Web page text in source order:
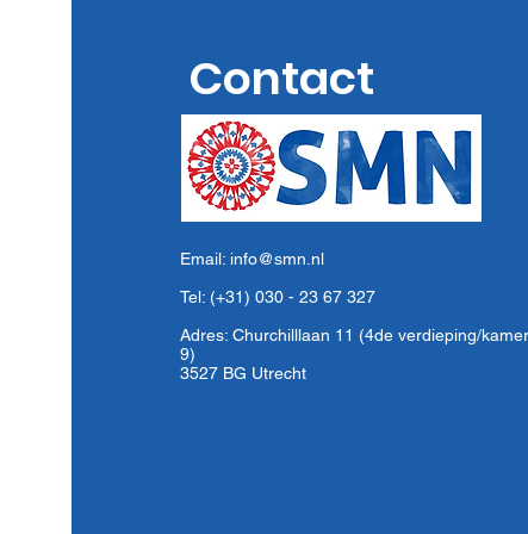
Contact
Email: info@smn.nl
Tel: (+31) 030 - 23 67 327
Adres: Churchilllaan 11 (4de verdieping/kamer
9)
3527 BG Utrecht